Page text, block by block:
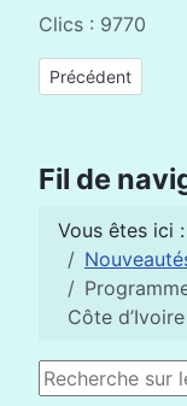
Clics : 9770
Article
Précédent
Fil de
Vous êtes ici :
Côte d’Ivoire
Rechercher